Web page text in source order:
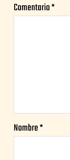
Comentario*
Nombre*